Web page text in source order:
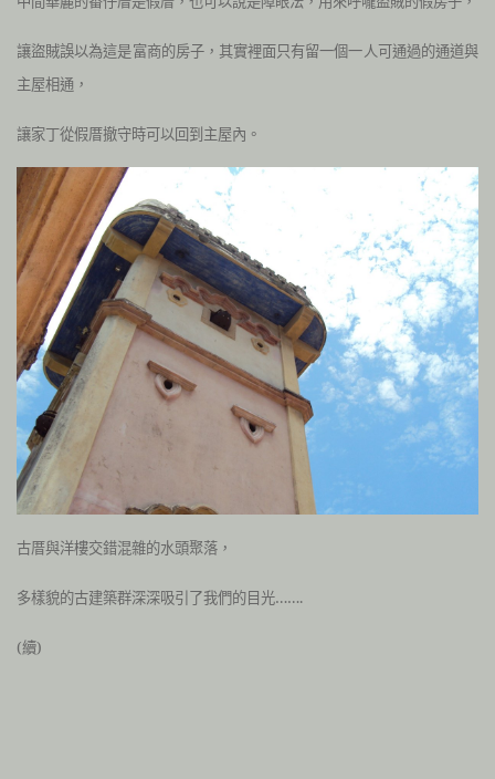
讓盜賊誤以為這是富商的房子，其實裡面只有留一個一人可通過的通道與
主屋相通，
讓家丁從假厝撤守時可以回到主屋內。
古厝與洋樓交錯混雜的水頭聚落，
多樣貌的古建築群深深吸引了我們的目光…….
(續)